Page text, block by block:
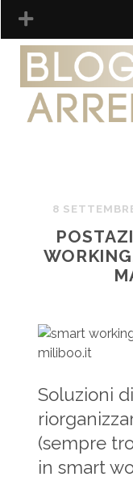
8
Soluzioni
(sempre
in smart